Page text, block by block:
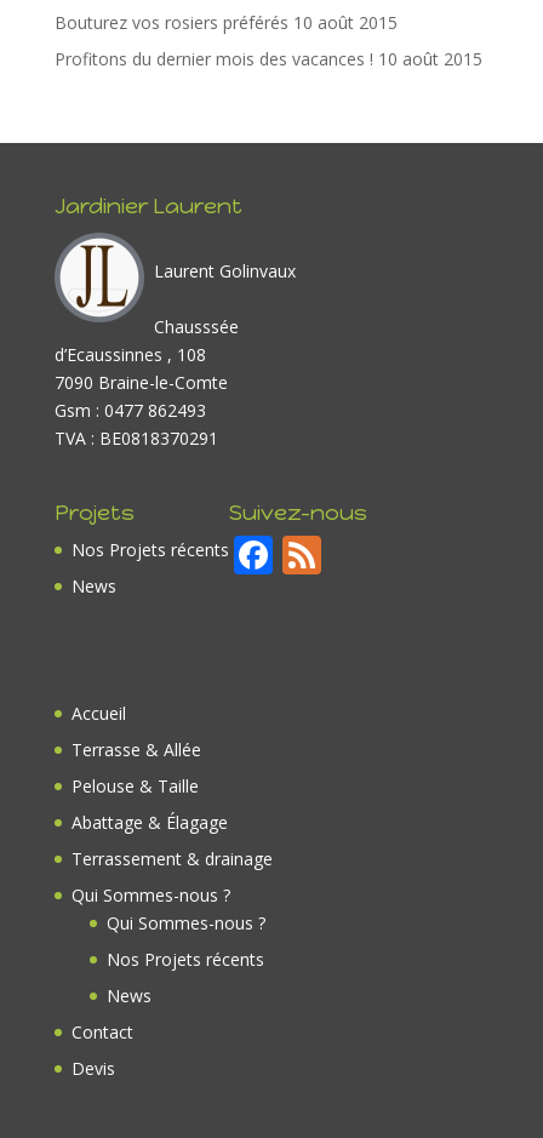
Bouturez vos rosiers préférés 10 août 2015
Profitons du dernier mois des vacances ! 10 août 2015
Jardinier Laurent
Laurent Golinvaux
Chausssée
d’Ecaussinnes , 108
7090 Braine-le-Comte
Gsm : 0477 862493
TVA : BE0818370291
Projets
Nos Projets récents
News
Suivez-nous
F F
Accueil
Terrasse & Allée
Pelouse & Taille
Abattage & Élagage
Terrassement & drainage
Qui Sommes-nous ?
Qui Sommes-nous ?
Nos Projets récents
News
Contact
Devis